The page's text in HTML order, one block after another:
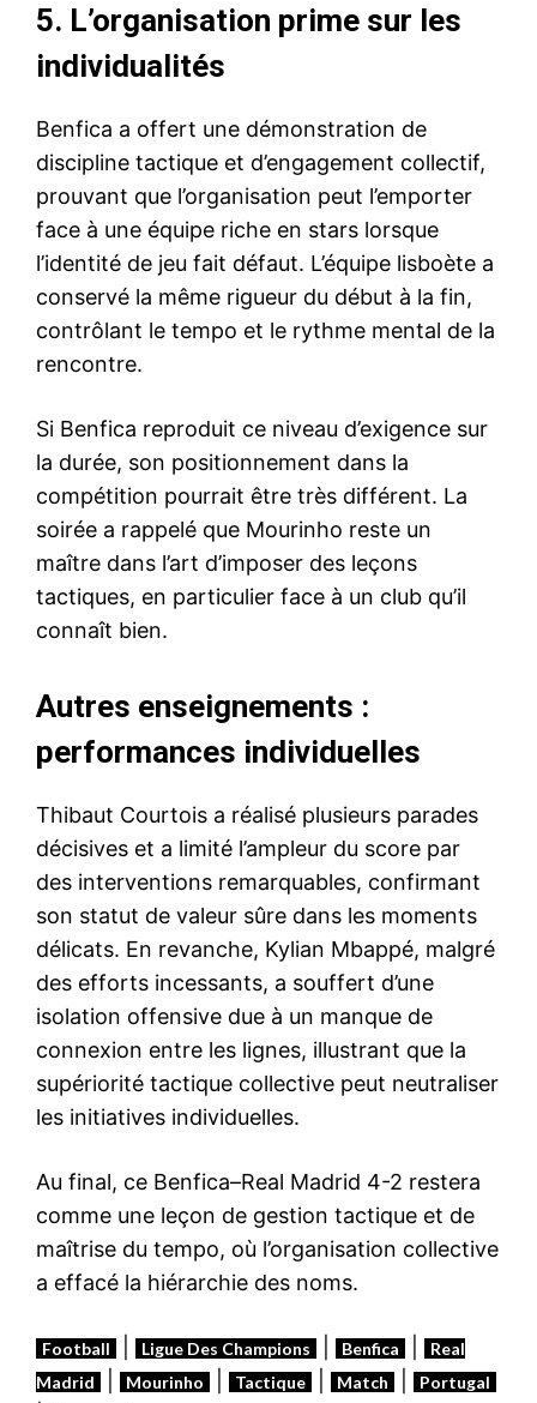
5. L’organisation prime sur les
individualités
Benfica a offert une démonstration de
discipline tactique et d’engagement collectif,
prouvant que l’organisation peut l’emporter
face à une équipe riche en stars lorsque
l’identité de jeu fait défaut. L’équipe lisboète a
conservé la même rigueur du début à la fin,
contrôlant le tempo et le rythme mental de la
rencontre.
Si Benfica reproduit ce niveau d’exigence sur
la durée, son positionnement dans la
compétition pourrait être très différent. La
soirée a rappelé que Mourinho reste un
maître dans l’art d’imposer des leçons
tactiques, en particulier face à un club qu’il
connaît bien.
Autres enseignements :
performances individuelles
Thibaut Courtois a réalisé plusieurs parades
décisives et a limité l’ampleur du score par
des interventions remarquables, confirmant
son statut de valeur sûre dans les moments
délicats. En revanche, Kylian Mbappé, malgré
des efforts incessants, a souffert d’une
isolation offensive due à un manque de
connexion entre les lignes, illustrant que la
supériorité tactique collective peut neutraliser
les initiatives individuelles.
Au final, ce Benfica–Real Madrid 4-2 restera
comme une leçon de gestion tactique et de
maîtrise du tempo, où l’organisation collective
a effacé la hiérarchie des noms.
Football Ligue Des Champions Benfica
Real
Madrid
Mourinho Tactique Match Portugal